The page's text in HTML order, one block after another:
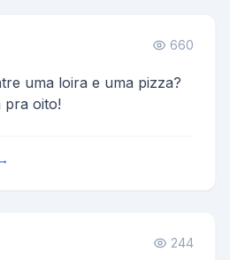
660
uma loira e uma pizza?
pra oito!
244